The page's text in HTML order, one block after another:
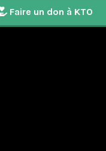
Faire un don à KTO